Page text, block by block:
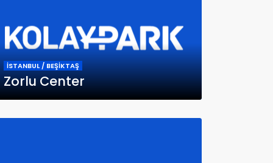
İSTANBUL / BEŞİKTAŞ
Zorlu Center